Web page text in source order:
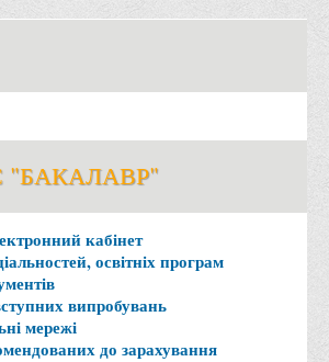
комісії
на навчання
для вступу для здобуття ступеня магістра на
НРК7
організацію та проведення вступних
випробувань
"БАКАЛАВР"
кабінет
освітніх програм
випробувань
мережі
до зарахування